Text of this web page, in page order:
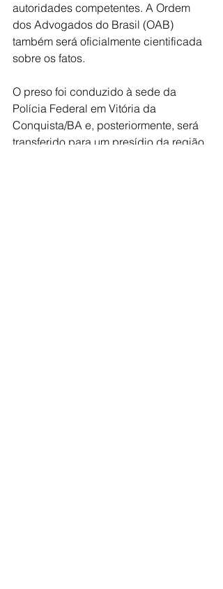
autoridades competentes. A Ordem
dos Advogados do Brasil (OAB)
também será oficialmente cientificada
sobre os fatos.
O preso foi conduzido à sede da
Polícia Federal em Vitória da
Conquista/BA e, posteriormente, será
transferido para um presídio da região,